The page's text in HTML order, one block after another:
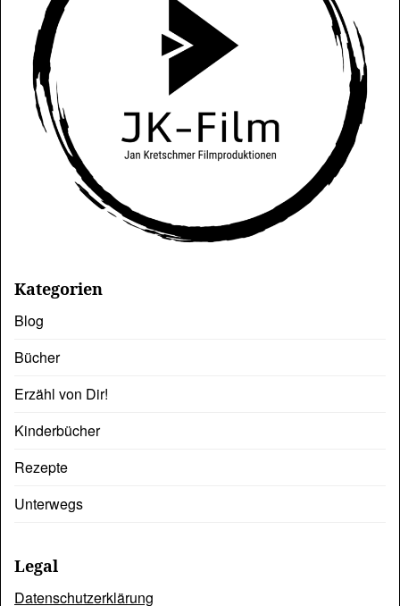
Kategorien
Blog
Bücher
Erzähl von Dir!
Kinderbücher
Rezepte
Unterwegs
Legal
Datenschutzerklärung